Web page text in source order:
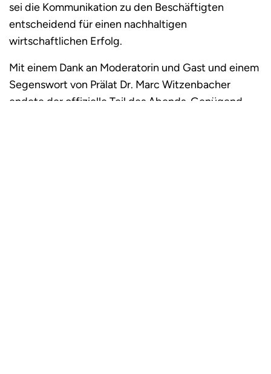
sei die Kommunikation zu den Beschäftigten
entscheidend für einen nachhaltigen
wirtschaftlichen Erfolg.
Mit einem Dank an Moderatorin und Gast und einem
Segenswort von Prälat Dr. Marc Witzenbacher
endete der offizielle Teil des Abends. Genügend